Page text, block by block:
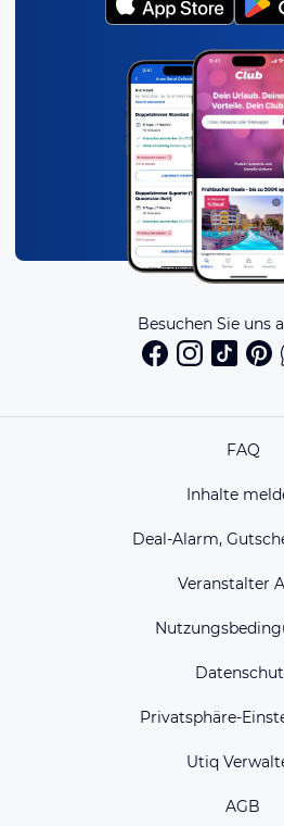
Besuchen Sie uns
FAQ
Inhalte
Deal-Alarm,
Veranstalter
Privatsphäre-
Utiq
AGB